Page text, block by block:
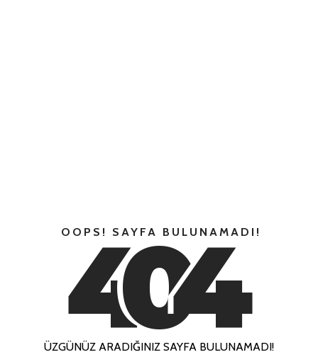
OOPS! SAYFA BULUNAMADI!
404
ÜZGÜNÜZ ARADIĞINIZ SAYFA BULUNAMADI!